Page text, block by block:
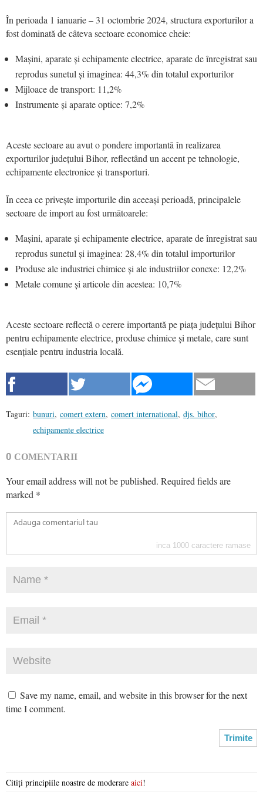
În perioada 1 ianuarie – 31 octombrie 2024, structura exporturilor a
fost dominată de câteva sectoare economice cheie:
Mașini, aparate și echipamente electrice, aparate de înregistrat sau
reprodus sunetul și imaginea: 44,3% din totalul exporturilor
Mijloace de transport: 11,2%
Instrumente și aparate optice: 7,2%
Aceste sectoare au avut o pondere importantă în realizarea
exporturilor județului Bihor, reflectând un accent pe tehnologie,
echipamente electronice și transporturi.
În ceea ce privește importurile din aceeași perioadă, principalele
sectoare de import au fost următoarele:
Mașini, aparate și echipamente electrice, aparate de înregistrat sau
reprodus sunetul și imaginea: 28,4% din totalul importurilor
Produse ale industriei chimice și ale industriilor conexe: 12,2%
Metale comune și articole din acestea: 10,7%
Aceste sectoare reflectă o cerere importantă pe piața județului Bihor
pentru echipamente electrice, produse chimice și metale, care sunt
esențiale pentru industria locală.
Taguri: bunuri, comert extern, comert international, djs. bihor,
echipamente electrice
0 COMENTARII
Your email address will not be published. Required fields are
marked *
inca 1000 caractere ramase
Save my name, email, and website in this browser for the next
time I comment.
Citiți principiile noastre de moderare aici!